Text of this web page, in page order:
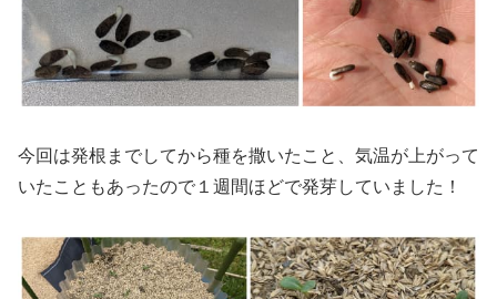
今回は発根までしてから種を撒いたこと、気温が上がって
いたこともあったので１週間ほどで発芽していました！